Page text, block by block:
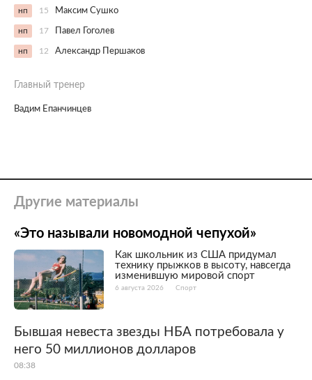
нп 15 Максим Сушко
нп 17 Павел Гоголев
нп 12 Александр Першаков
Главный тренер
Вадим Епанчинцев
Другие материалы
«Это называли новомодной чепухой»
Как школьник из США придумал
технику прыжков в высоту, навсегда
изменившую мировой спорт
6 августа 2026 Спорт
Бывшая невеста звезды НБА потребовала у
него 50 миллионов долларов
08:38